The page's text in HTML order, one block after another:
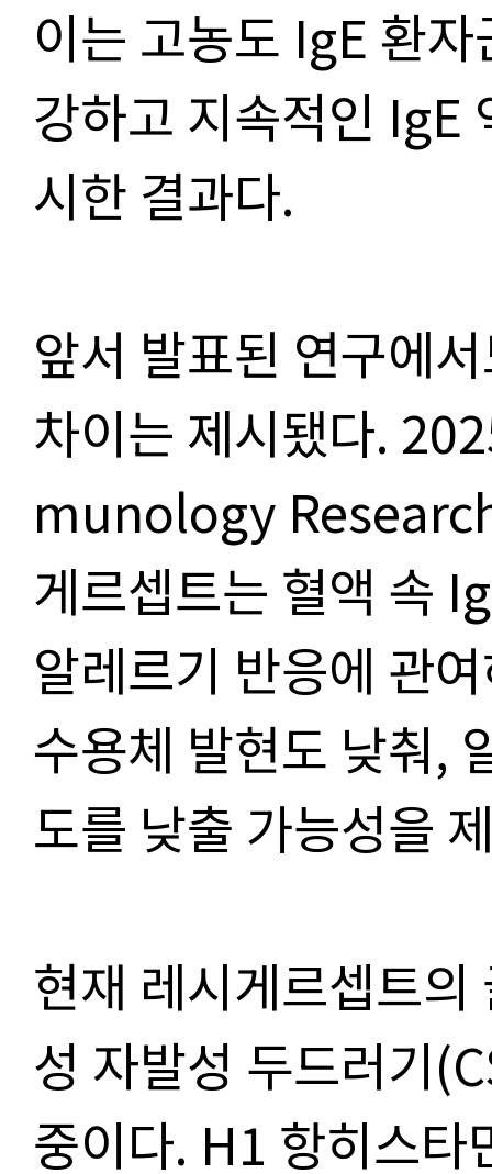
이는 고농도 IgE 환
강하고 지속적인 IgE
시한 결과다.
앞서 발표된 연구에
차이는 제시됐다.
munology
게르셉트는 혈액 속
알레르기 반응에 관
수용체 발현도 낮춰,
도를 낮출 가능성을
현재 레시게르셉트
성 자발성 두드러기
중이다. H1 항히스타